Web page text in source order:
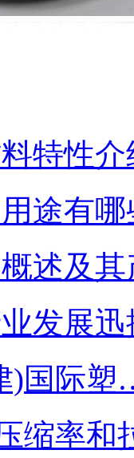
特性介
途有哪
述及
发展
)国际
缩率和